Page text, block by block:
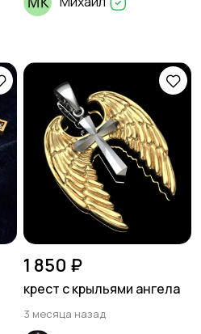
1 850 ₽
крест с крыльями ангела
3 месяца назад